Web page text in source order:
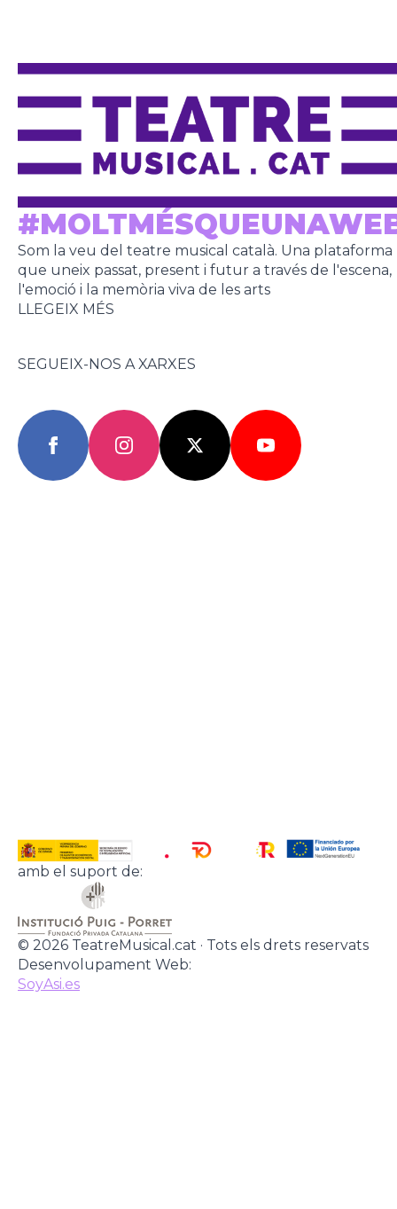
Som la veu del teatre musical català. Una plataforma
que uneix passat, present i futur a través de l'escena,
l'emoció i la memòria viva de les arts
LLEGEIX MÉS
SEGUEIX-NOS A XARXES
amb el suport de:
© 2026 TeatreMusical.cat · Tots els drets reservats
Desenvolupament Web:
SoyAsi.es